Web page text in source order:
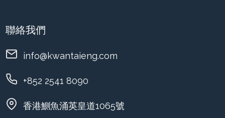
聯絡我們
info@kwantaieng.com
+852 2541 8090
香港鰂魚涌英皇道1065號